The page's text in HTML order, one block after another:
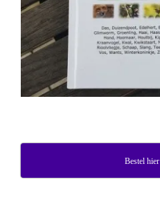
Bestel hier